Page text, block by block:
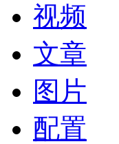
视频
文章
图片
配置